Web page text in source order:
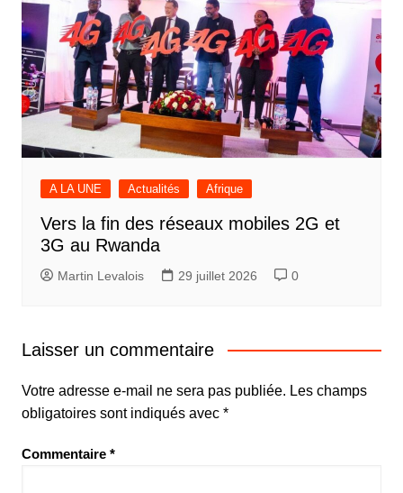
A LA UNE Actualités Afrique
Vers la fin des réseaux mobiles 2G et
3G au Rwanda
Martin Levalois 29 juillet 2026 0
Laisser un commentaire
Votre adresse e-mail ne sera pas publiée. Les champs
obligatoires sont indiqués avec *
Commentaire *